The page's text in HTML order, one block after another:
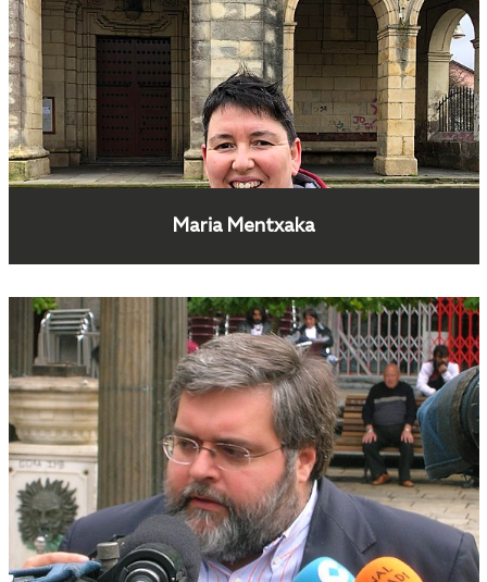
Maria Mentxaka